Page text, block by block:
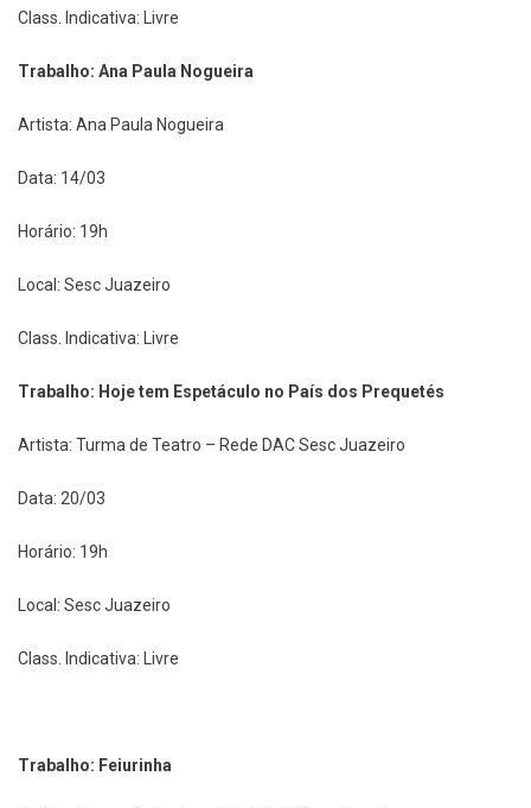
Class. Indicativa: Livre
Trabalho: Ana Paula Nogueira
Artista: Ana Paula Nogueira
Data: 14/03
Horário: 19h
Local: Sesc Juazeiro
Class. Indicativa: Livre
Trabalho: Hoje tem Espetáculo no País dos Prequetés
Artista: Turma de Teatro – Rede DAC Sesc Juazeiro
Data: 20/03
Horário: 19h
Local: Sesc Juazeiro
Class. Indicativa: Livre
Trabalho: Feiurinha